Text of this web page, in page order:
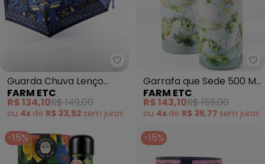
Farm Etc - Guarda Chuva
Guarda Chuva Lenço
Magia Tropical (Azul)
FARM ETC
R$ 134,10R$ 149,00
ou 4x de R$ 33,52 sem juros
Garrafa que Sede 500 Ml
Lago de Lótus (Cinza)
FARM ETC
R$ 143,10R$ 159,00
ou 4x de R$ 35,77 sem juros
-15% -15%